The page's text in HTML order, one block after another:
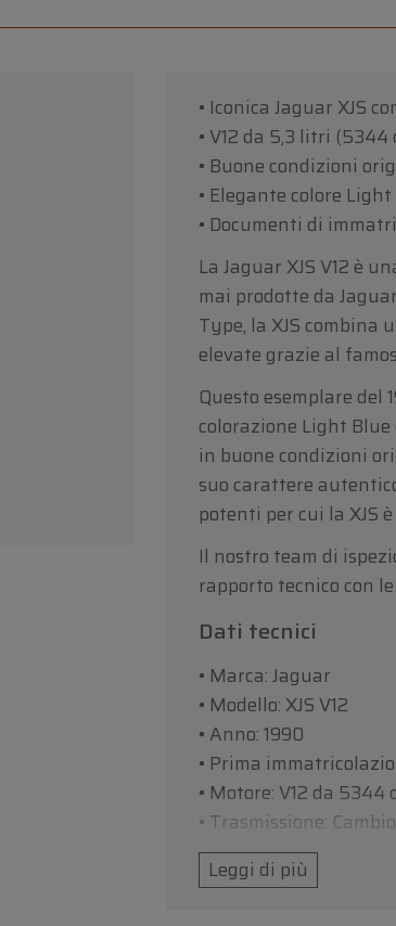
• Iconica Jaguar XJS
• V12 da 5,3 litri
• Buone condizioni
• Elegante colore
• Documenti di
La Jaguar XJS V12 è
mai prodotte da
Type, la XJS combina
elevate grazie al
Questo esemplare del
colorazione Light Blue
in buone condizioni
suo carattere
potenti per cui la XJS
Il nostro team di
rapporto tecnico con
Dati tecnici
• Marca: Jaguar
• Modello: XJS V12
• Anno: 1990
• Prima
• Motore: V12 da 5344
• Trasmissione:
• Colore: Light Blue
• Chilometraggio:
Leggi di più